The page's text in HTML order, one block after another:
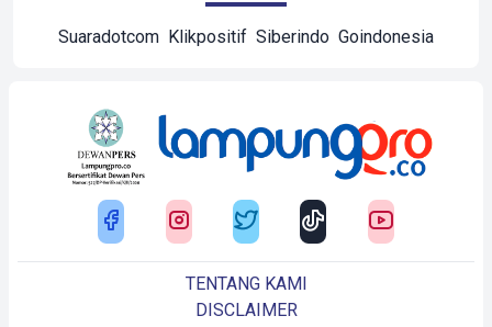
Suaradotcom Klikpositif Siberindo Goindonesia
TENTANG KAMI
DISCLAIMER